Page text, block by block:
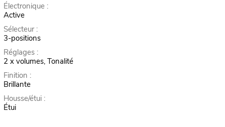
Électronique :
Active
Sélecteur :
3-positions
Réglages :
2 x volumes, Tonalité
Finition :
Brillante
Housse/étui :
Étui